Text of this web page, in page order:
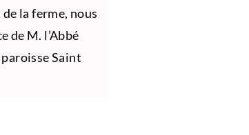
la ferme, nous
de M. l’Abbé
Saint